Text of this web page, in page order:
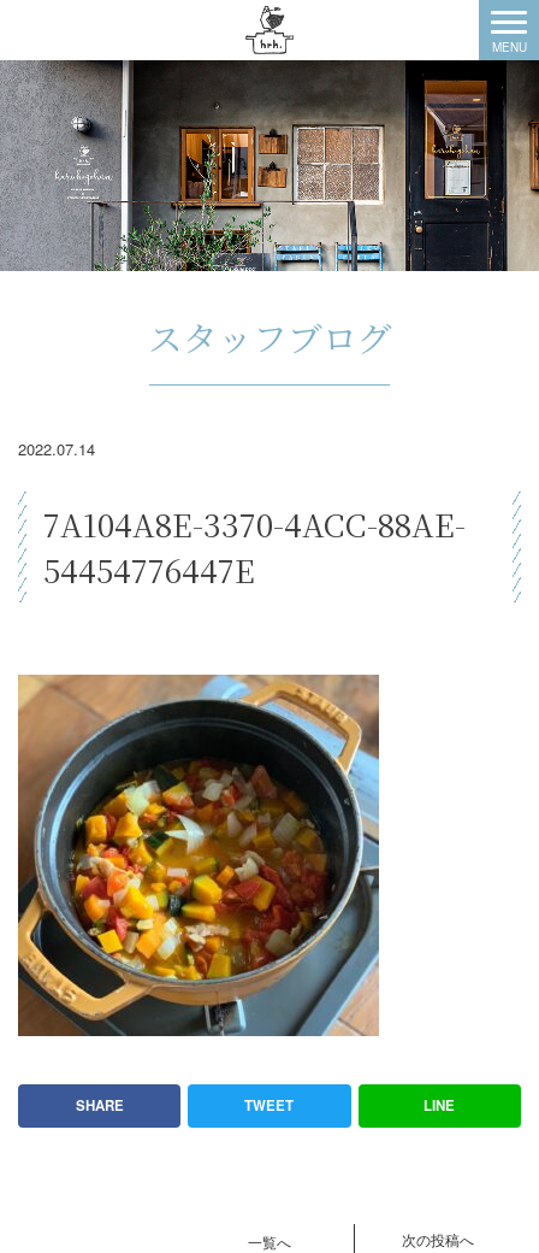
スタッフブログ
2022.07.14
7A104A8E-3370-4ACC-88AE-
54454776447E
SHARE TWEET LINE
一覧へ 次の投稿へ